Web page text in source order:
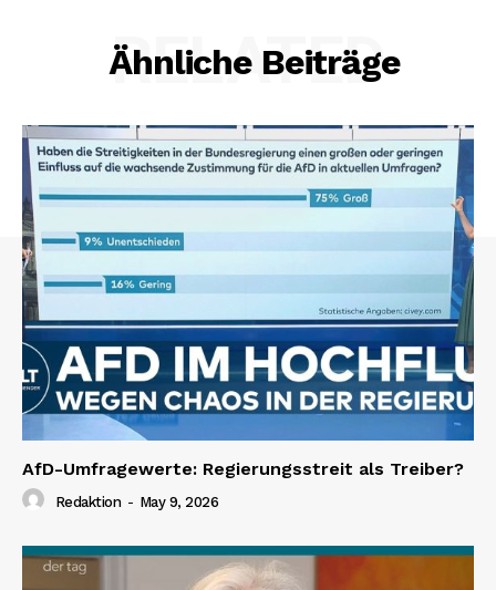
Ähnliche Beiträge
RELATED
AfD-Umfragewerte: Regierungsstreit als Treiber?
Redaktion - May 9, 2026